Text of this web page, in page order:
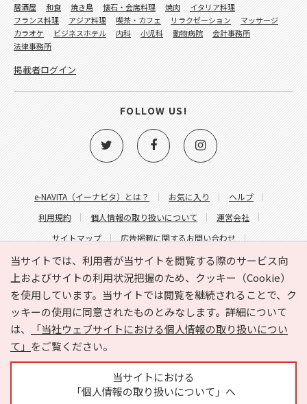
当サイトでは、利用者が当サイトを閲覧する際のサービス向
上およびサイトの利用状況把握のため、クッキー（Cookie）
を使用しています。当サイトでは閲覧を継続されることで、ク
ッキーの使用に同意されたものとみなします。詳細について
は、
「当社ウェブサイトにおける個人情報の取り扱いについ
て」 をご覧ください。
当サイトにおける
「個人情報の取り扱いについて」へ
e-NAVITA（イーナビタ）とは？ お気に入り
ヘルプ
利用規約
個人情報の取り扱いについて
運営会社
サイトマップ
広告掲載に関するお問い合わせ
サイトの内容に関するお問い合わせ
居酒屋 和食 焼き鳥 懐石・会席料理 焼肉
イタリア料理
フランス料理
アジア料理 喫茶・カフェ リラクゼーション
マッサージ
カラオケ
ビジネスホテル 内科 小児科 動物病院
会計事務所
法律事務所
掲載者ログイン
FOLLOW US!
Copyright © HYOJITO.Co.,Ltd. All Rights Reserved.